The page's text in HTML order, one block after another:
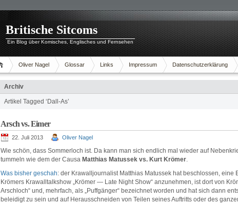
Britische Sitcoms
Ein Blog über Komisches, Englisches und Fernsehen
Oliver Nagel Glossar Links Impressum Datenschutzerklärung
Archiv
Artikel Tagged ‘Dall-As’
Arsch vs. Eimer
22. Juli 2013 Oliver Nagel
Wie schön, dass Sommerloch ist. Da kann man sich endlich mal wieder auf
tummeln wie dem der Causa Matthias Matussek vs. Kurt Krömer.
Was bisher geschah: der Krawalljournalist Matthias Matussek hat beschlossen, eine
Krömers Krawalltalkshow „Krömer — Late Night Show“ anzunehmen, ist dort von
Arschloch“ und, mehrfach, als „Puffgänger“ bezeichnet worden und hat sich dann
beleidigt zu sein und auf Herausschneiden von Teilen seines Auftritts oder des